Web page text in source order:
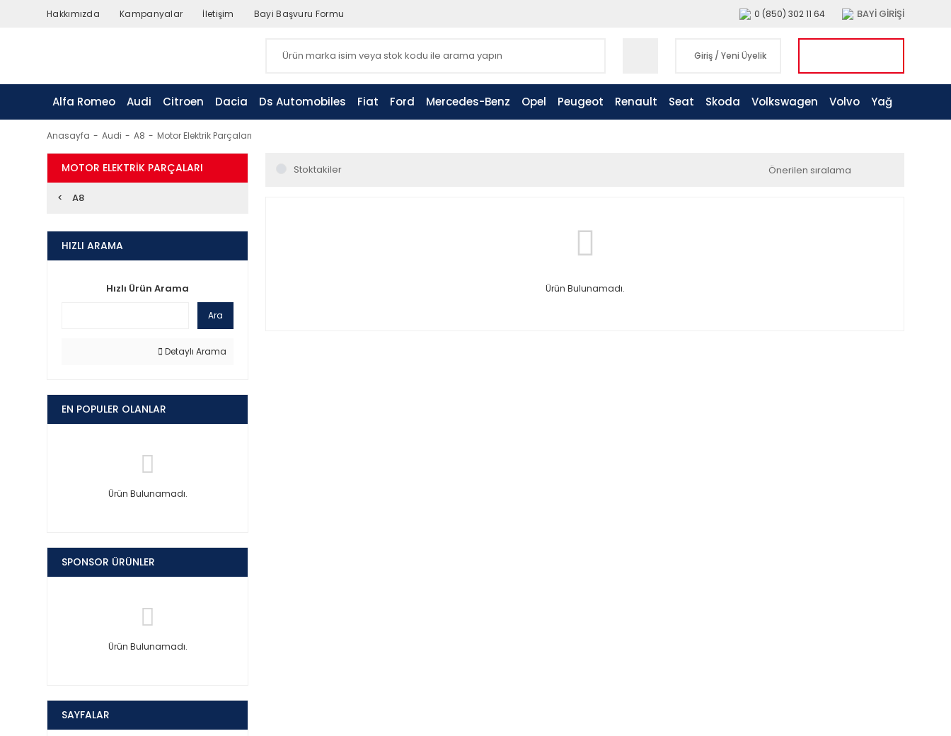
Hakkımızda Kampanyalar İletişim Bayi Başvuru Formu 0 (850) 302 11 64 BAYİ GİRİŞİ
Giriş / Yeni Üyelik
Alfa Romeo Audi Citroen Dacia Ds Automobiles Fiat Ford Mercedes-Benz Opel Peugeot Renault Seat Skoda Volkswagen Volvo Yağ
Anasayfa Audi A8 Motor Elektrik Parçaları
MOTOR ELEKTRIK PARÇALARI
A8
HIZLI ARAMA
Hızlı Ürün Arama
Ara
Detaylı Arama
EN POPULER OLANLAR
Ürün Bulunamadı.
SPONSOR ÜRÜNLER
Ürün Bulunamadı.
SAYFALAR
Stoktakiler
Ürün Bulunamadı.